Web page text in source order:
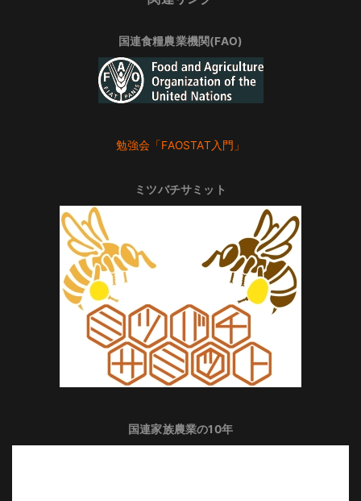
国連食糧農業機関(FAO)
勉強会「FAOSTAT入門」
ミツバチサミット
国連家族農業の10年